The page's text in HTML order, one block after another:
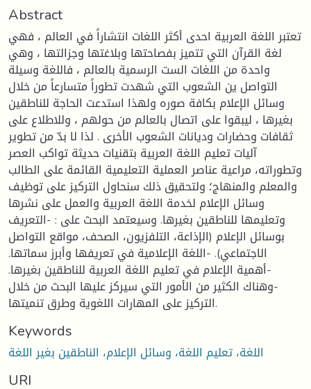
Abstract
تعتبر اللغة العربية احدى أكثر اللغات انتشاراً في العالم ، فهي
لغة القرآن التي تتميز بفصاحتها وبلاغتها وجزالتها ، وهي
واحدة من اللغات الست الرسمية بالعالم ، فاللغة وسيلة
التواصل ين الشعوب التي شهدت تطوراً متسارعاً من خلال
وسائل الإعلام بكافة صوره ولهذا استدعت الحاجة للناطقين
بغيرها ، ليبقوا على اتصال بالعالم من حولهم ، وللاطلاع على
ثقافات وحضارات وديانات الشعوب الأخرى . لذا لا بدّ من تطوير
آليات تعليم اللغة العربية بتقنيات حديثة تواكب العصر
وتطوراته، مراعية عناصر العملية التعليمية القائمة على الطالب
والمعلم والمنهاج؛ ولتحقيق ذلك سنحاول التركيز على توظيف
وسائل الإعلام لخدمة اللغة العربية والعمل على نشرها
وتعليمها للناطقين بغيرها. وسيعتمد البحث على : -التعريف
بوسائل الإعلام (الإذاعة، التلفزيون، الصحف، مواقع التواصل
الاجتماعي). -اللغة الإعلامية في تعريفها وأبرز سماتها.
-أهمية الإعلام في تعليم اللغة العربية للناطقين بغيرها.
-وهناك الكثير من الأمور التي سيركز عليها البحث من خلال
التركيز على المهارات اللغوية وطرق تنميتها.
Keywords
اللغة، تعليم اللغة، وسائل الإعلام، الناطقين بغير اللغة
URI